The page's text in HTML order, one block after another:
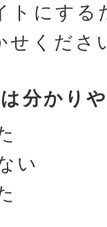
トにする
せくださ
分かり
い